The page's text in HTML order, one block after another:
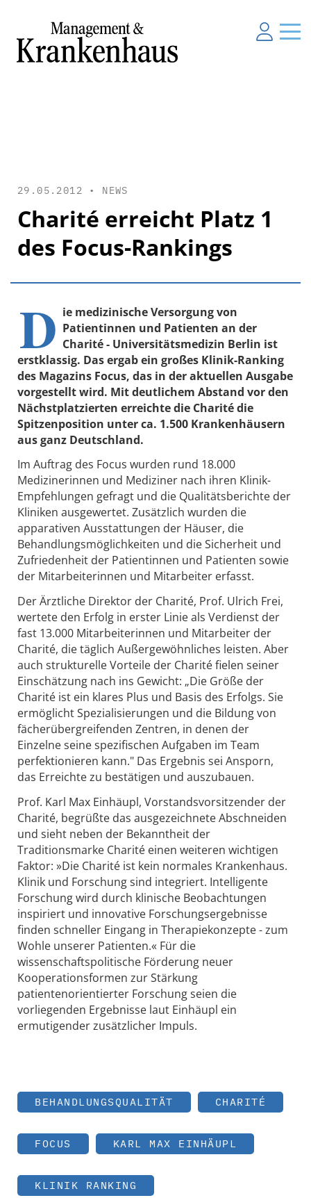
29.05.2012 • NEWS
Charité erreicht Platz 1
des Focus-Rankings
D ie medizinische Versorgung von
Patientinnen und Patienten an der
Charité - Universitätsmedizin Berlin ist
erstklassig. Das ergab ein großes Klinik-Ranking
des Magazins Focus, das in der aktuellen Ausgabe
vorgestellt wird. Mit deutlichem Abstand vor den
Nächstplatzierten erreichte die Charité die
Spitzenposition unter ca. 1.500 Krankenhäusern
aus ganz Deutschland.
Im Auftrag des Focus wurden rund 18.000
Medizinerinnen und Mediziner nach ihren Klinik-
Empfehlungen gefragt und die Qualitätsberichte der
Kliniken ausgewertet. Zusätzlich wurden die
apparativen Ausstattungen der Häuser, die
Behandlungsmöglichkeiten und die Sicherheit und
Zufriedenheit der Patientinnen und Patienten sowie
der Mitarbeiterinnen und Mitarbeiter erfasst.
Der Ärztliche Direktor der Charité, Prof. Ulrich Frei,
wertete den Erfolg in erster Linie als Verdienst der
fast 13.000 Mitarbeiterinnen und Mitarbeiter der
Charité, die täglich Außergewöhnliches leisten. Aber
auch strukturelle Vorteile der Charité fielen seiner
Einschätzung nach ins Gewicht: „Die Größe der
Charité ist ein klares Plus und Basis des Erfolgs. Sie
ermöglicht Spezialisierungen und die Bildung von
fächerübergreifenden Zentren, in denen der
Einzelne seine spezifischen Aufgaben im Team
perfektionieren kann." Das Ergebnis sei Ansporn,
das Erreichte zu bestätigen und auszubauen.
Prof. Karl Max Einhäupl, Vorstandsvorsitzender der
Charité, begrüßte das ausgezeichnete Abschneiden
und sieht neben der Bekanntheit der
Traditionsmarke Charité einen weiteren wichtigen
Faktor: »Die Charité ist kein normales Krankenhaus.
Klinik und Forschung sind integriert. Intelligente
Forschung wird durch klinische Beobachtungen
inspiriert und innovative Forschungsergebnisse
finden schneller Eingang in Therapiekonzepte - zum
Wohle unserer Patienten.« Für die
wissenschaftspolitische Förderung neuer
Kooperationsformen zur Stärkung
patientenorientierter Forschung seien die
vorliegenden Ergebnisse laut Einhäupl ein
ermutigender zusätzlicher Impuls.
BEHANDLUNGSQUALITÄT CHARITÉ
FOCUS KARL MAX EINHÄUPL
KLINIK RANKING